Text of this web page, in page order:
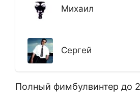
Михаил
Сергей
Полный фимбулвинтер до